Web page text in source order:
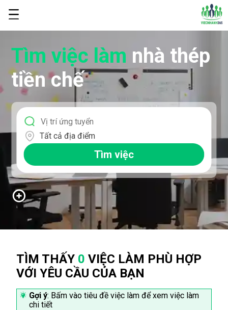
Tìm việc làm nhà thép
tiền chế
Tất cả địa điểm
Tìm việc
TÌM THẤY 0 VIỆC LÀM PHÙ HỢP
VỚI YÊU CẦU CỦA BẠN
Gợi ý: Bấm vào tiêu đề việc làm để xem việc làm
chi tiết